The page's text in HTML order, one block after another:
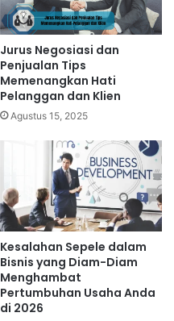
Jurus Negosiasi dan
Penjualan Tips
Memenangkan Hati
Pelanggan dan Klien
Agustus 15, 2025
Kesalahan Sepele dalam
Bisnis yang Diam-Diam
Menghambat
Pertumbuhan Usaha Anda
di 2026